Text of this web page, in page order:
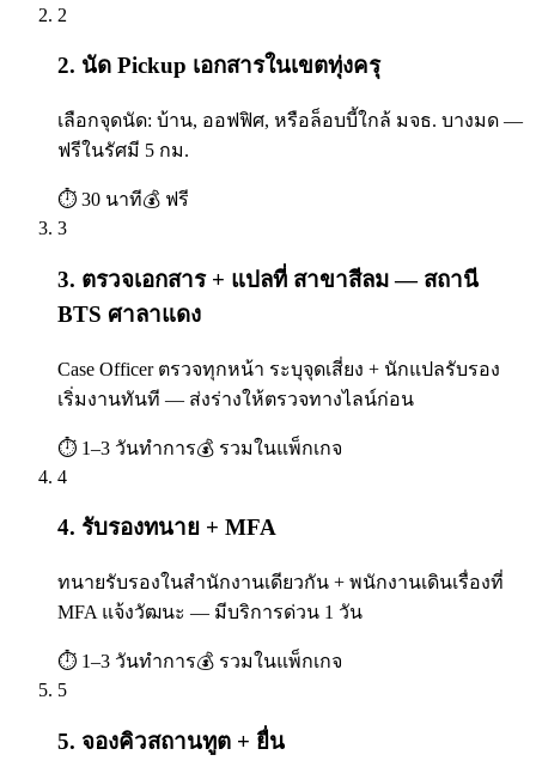
2
2. นัด Pickup เอกสารในเขตทุ่งครุ
เลือกจุดนัด: บ้าน, ออฟฟิศ, หรือล็อบบี้ใกล้ มจธ. บางมด —
ฟรีในรัศมี 5 กม.
⏱ 30 นาที💰 ฟรี
3
3. ตรวจเอกสาร + แปลที่ สาขาสีลม — สถานี
BTS ศาลาแดง
Case Officer ตรวจทุกหน้า ระบุจุดเสี่ยง + นักแปลรับรอง
เริ่มงานทันที — ส่งร่างให้ตรวจทางไลน์ก่อน
⏱ 1–3 วันทำการ💰 รวมในแพ็กเกจ
4
4. รับรองทนาย + MFA
ทนายรับรองในสำนักงานเดียวกัน + พนักงานเดินเรื่องที่
MFA แจ้งวัฒนะ — มีบริการด่วน 1 วัน
⏱ 1–3 วันทำการ💰 รวมในแพ็กเกจ
5
5. จองคิวสถานทูต + ยื่น